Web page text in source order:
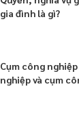
gia đình là gì?
Cụm công
nghiệp và cụm